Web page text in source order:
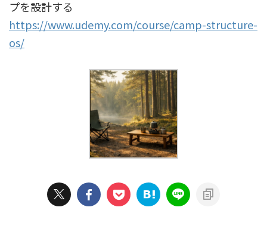
プを設計する
https://www.udemy.com/course/camp-structure-
os/